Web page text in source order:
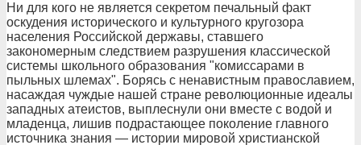
Ни для кого не является секретом печальный факт
оскудения исторического и культурного кругозора
населения Российской державы, ставшего
закономерным следствием разрушения классической
системы школьного образования "комиссарами в
пыльных шлемах". Борясь с ненавистным православием,
насаждая чуждые нашей стране революционные идеалы
западных атеистов, выплеснули они вместе с водой и
младенца, лишив подрастающее поколение главного
источника знания — истории мировой христианской